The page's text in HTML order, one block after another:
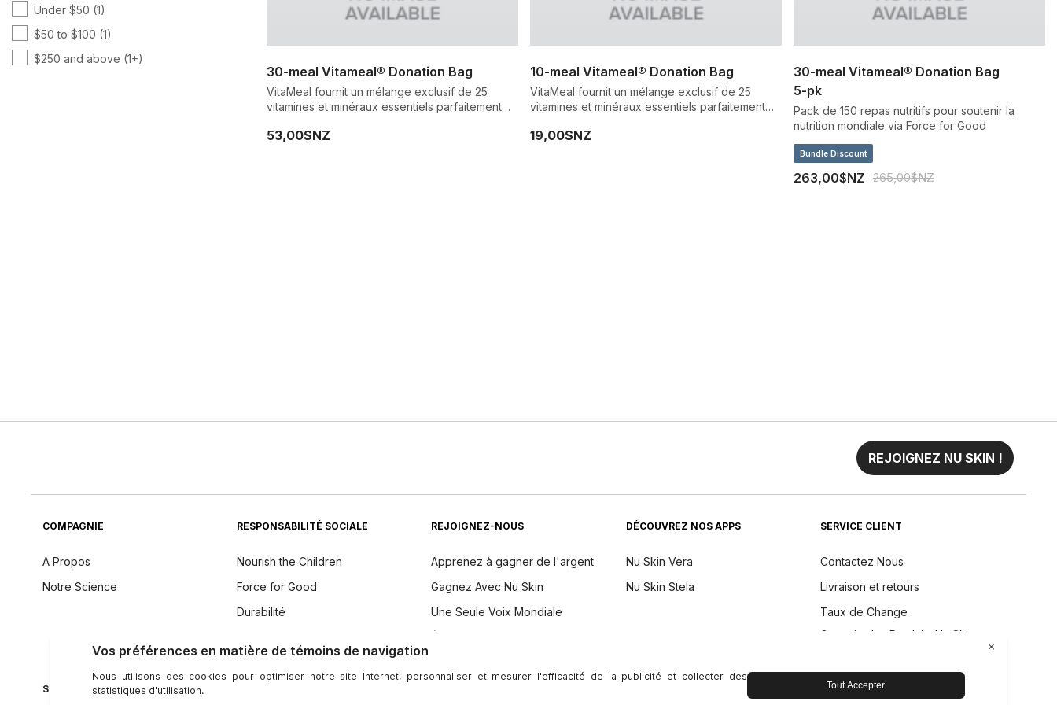
Under $50 (1)
$50 to $100 (1)
$250 and above (1+)
30-meal Vitameal® Donation Bag
VitaMeal fournit un mélange exclusif de 25
vitamines et minéraux essentiels parfaitement
malnutrition.
53,00$NZ
10-meal Vitameal® Donation Bag
VitaMeal fournit un mélange exclusif de 25
vitamines et minéraux essentiels parfaitement
malnutrition.
19,00$NZ
30-meal Vitameal® Donation Bag
5-pk
Pack de 150 repas nutritifs pour soutenir la
nutrition mondiale via Force for Good
Bundle Discount
263,00$NZ 265,00$NZ
REJOIGNEZ NU SKIN !
COMPAGNIE
A Propos
Notre Science
RESPONSABILITÉ SOCIALE
Nourish the Children
Force for Good
Durabilité
REJOIGNEZ-NOUS
Apprenez à gagner de l'argent
Gagnez Avec Nu Skin
Une Seule Voix Mondiale
DÉCOUVREZ NOS APPS
Nu Skin Vera
Nu Skin Stela
SERVICE CLIENT
Contactez Nous
Livraison et retours
Taux de Change
Garantie des Produits Nu Skin
SE CONNECTER AVEC NU SKIN